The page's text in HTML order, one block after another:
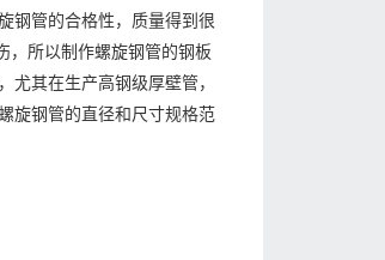
钢管的合格性，质量得到很
，所以制作螺旋钢管的钢板
尤其在生产高钢级厚壁管，
旋钢管的直径和尺寸规格范